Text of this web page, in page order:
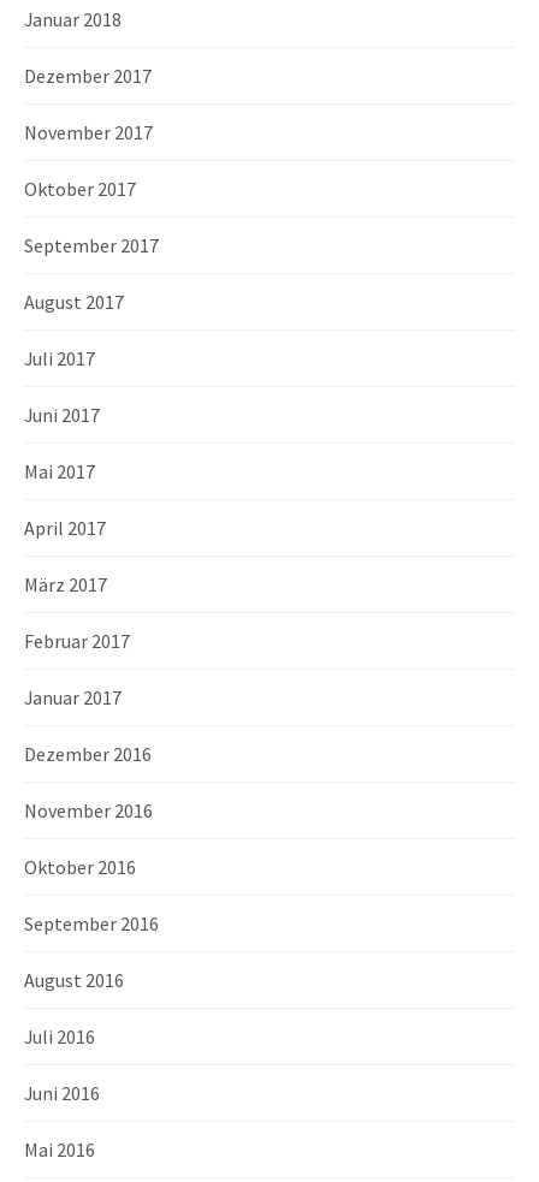
Januar 2018
Dezember 2017
November 2017
Oktober 2017
September 2017
August 2017
Juli 2017
Juni 2017
Mai 2017
April 2017
März 2017
Februar 2017
Januar 2017
Dezember 2016
November 2016
Oktober 2016
September 2016
August 2016
Juli 2016
Juni 2016
Mai 2016